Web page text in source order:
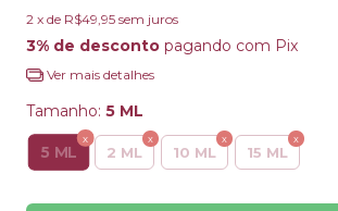
2 x de R$49,95 sem juros
3% de desconto pagando com Pix
Ver mais detalhes
Tamanho: 5 ML
5 ML 2 ML 10 ML 15 ML